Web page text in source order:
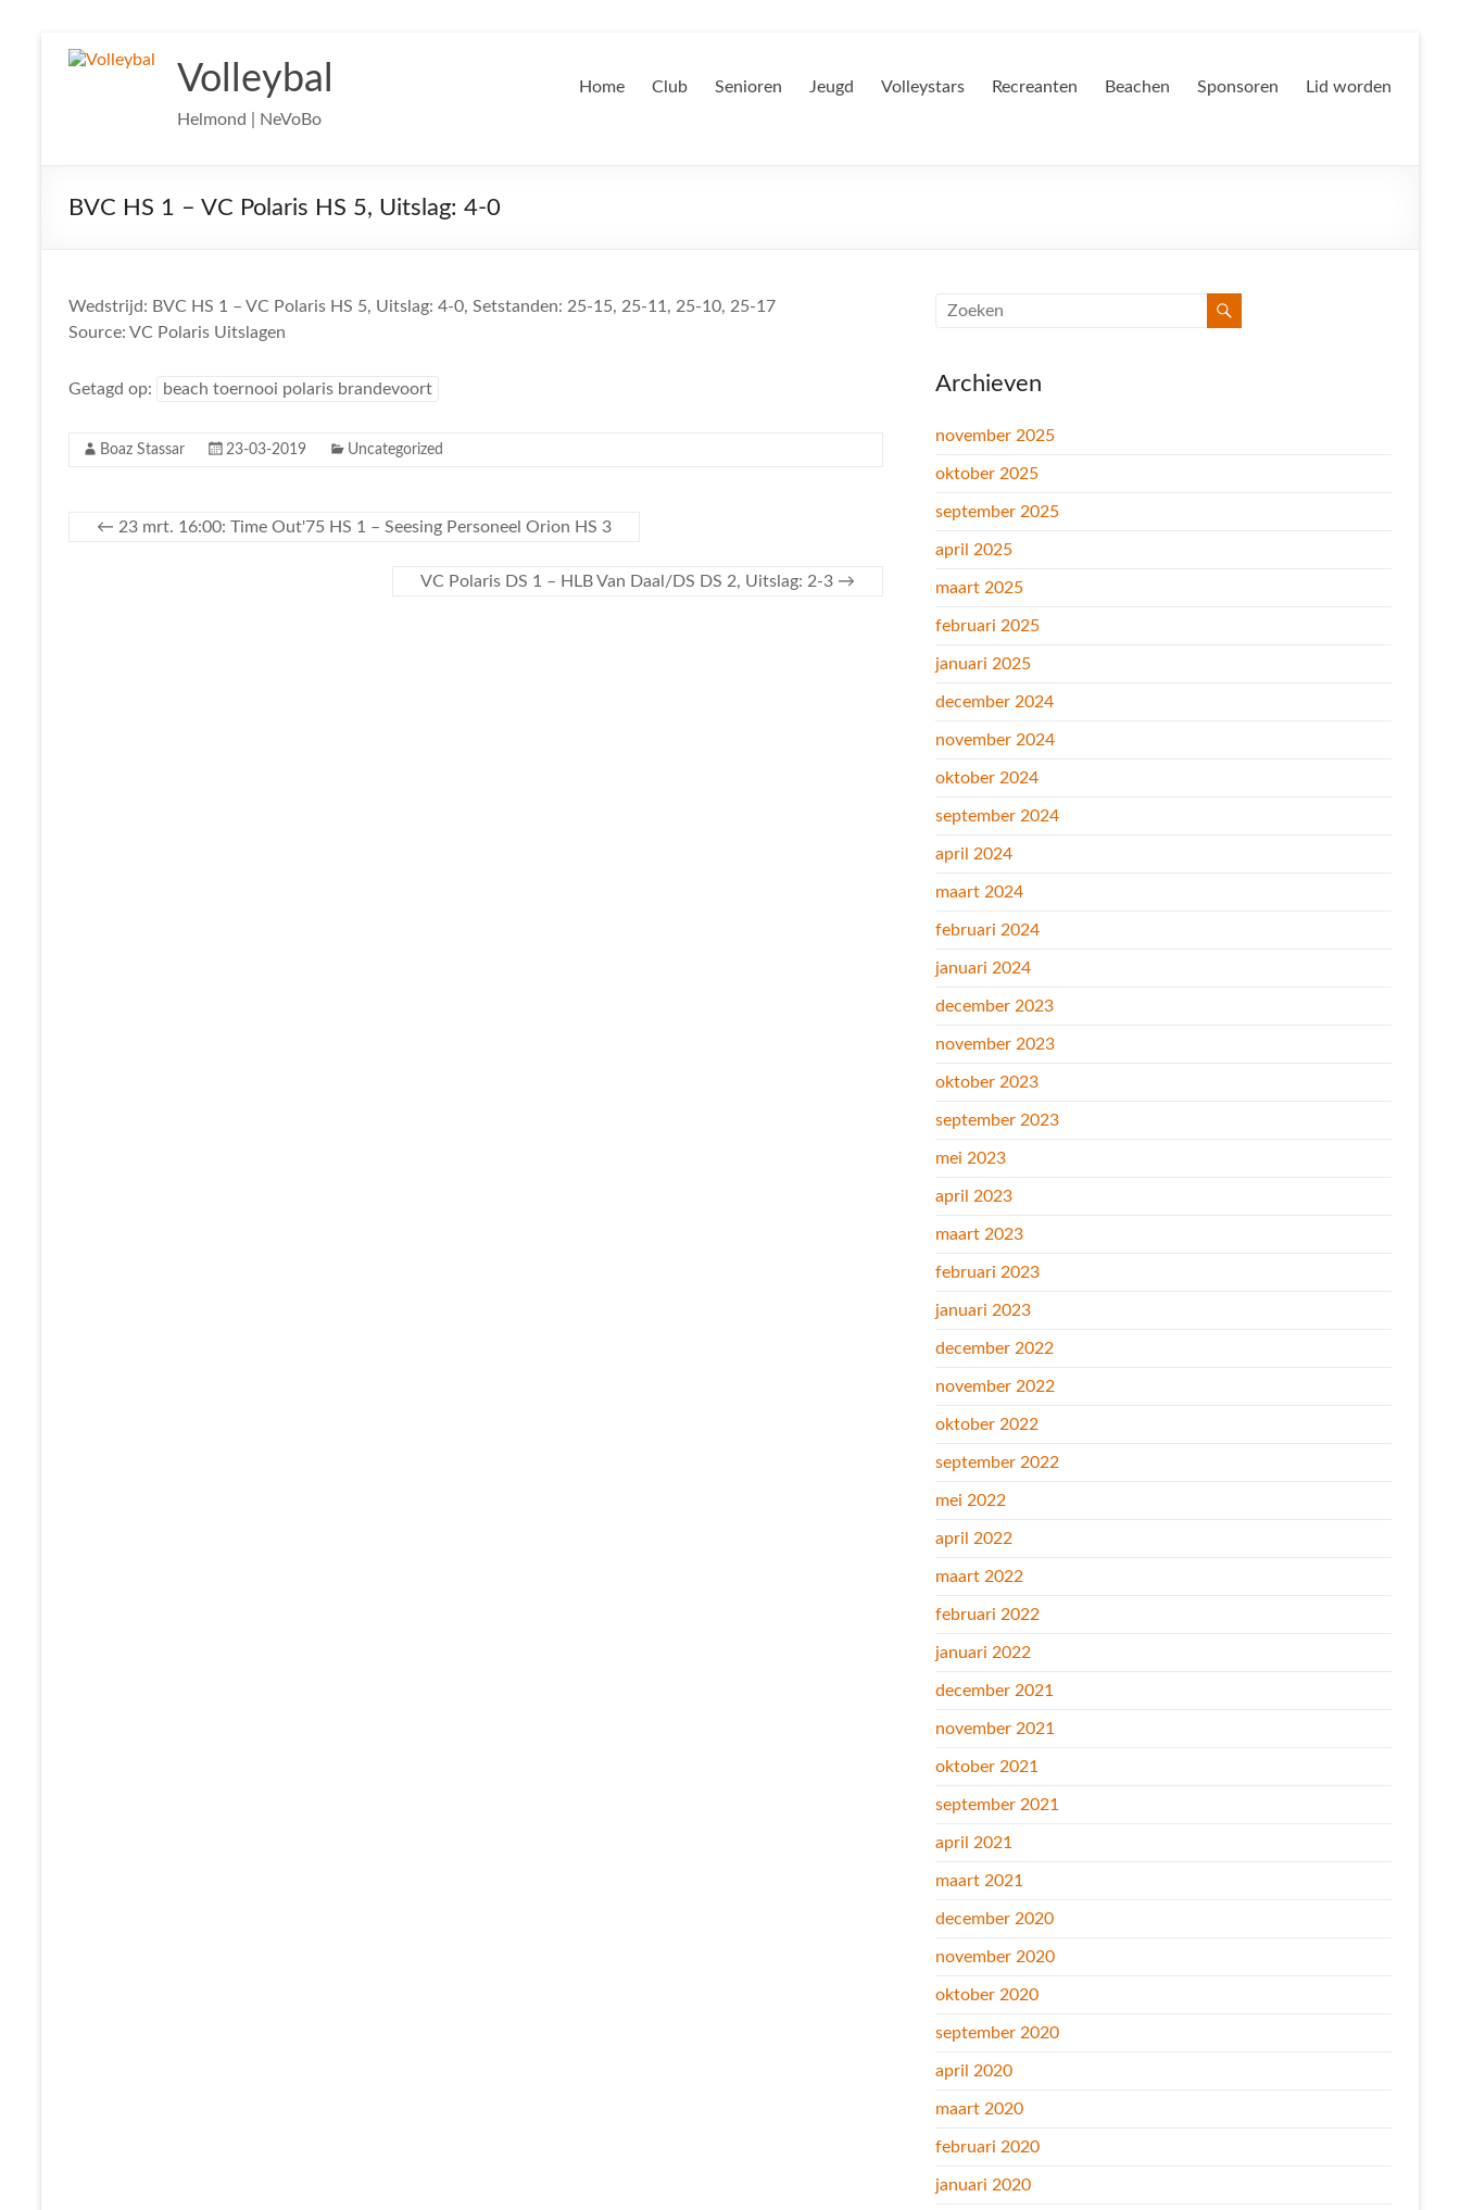
naar
Volleybal
Helmond | NeVoBo
Home Club Senioren Jeugd Volleystars Recreanten Beachen Sponsoren Lid worden
BVC HS 1 – VC Polaris HS 5, Uitslag: 4-0
Wedstrijd: BVC HS 1 – VC Polaris HS 5, Uitslag: 4-0, Setstanden: 25-15, 25-11, 25-10, 25-17
Source: VC Polaris Uitslagen
Getagd op: beach toernooi polaris brandevoort
Boaz Stassar 23-03-2019 Uncategorized
← 23 mrt. 16:00: Time Out'75 HS 1 – Seesing Personeel Orion HS 3
VC Polaris DS 1 – HLB Van Daal/DS DS 2, Uitslag: 2-3 →
Archieven
november 2025
oktober 2025
september 2025
april 2025
maart 2025
februari 2025
januari 2025
december 2024
november 2024
oktober 2024
september 2024
april 2024
maart 2024
februari 2024
januari 2024
december 2023
november 2023
oktober 2023
september 2023
mei 2023
april 2023
maart 2023
februari 2023
januari 2023
december 2022
november 2022
oktober 2022
september 2022
mei 2022
april 2022
maart 2022
februari 2022
januari 2022
december 2021
november 2021
oktober 2021
september 2021
april 2021
maart 2021
december 2020
november 2020
oktober 2020
september 2020
april 2020
maart 2020
februari 2020
januari 2020